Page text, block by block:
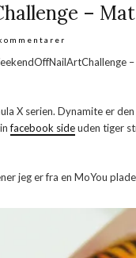
–
X serien. Dynamite er
facebook sideuden tiger
jeg er fra en MoYou